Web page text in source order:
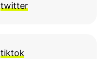
twitter
tiktok